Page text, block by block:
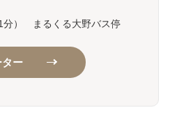
分） まるくる大野バス停
ター